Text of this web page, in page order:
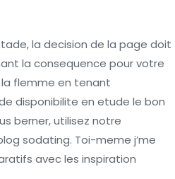
la decision de la page doit
la consequence pour votre
la flemme en tenant
disponibilite en etude le bon
berner, utilisez notre
sodating. Toi-meme j’me
avec les inspiration